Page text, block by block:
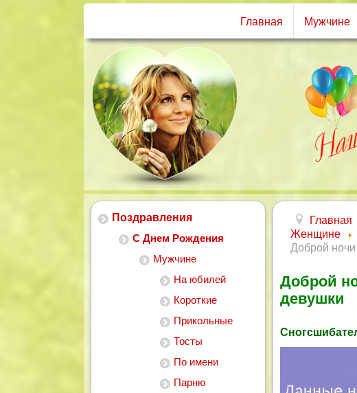
Главная Мужчине
Поздравления
С Днем Рождения
Мужчине
На юбилей
Короткие
Прикольные
Тосты
По имени
Парню
Главная
Женщине
Доброй
Доброй
девушки